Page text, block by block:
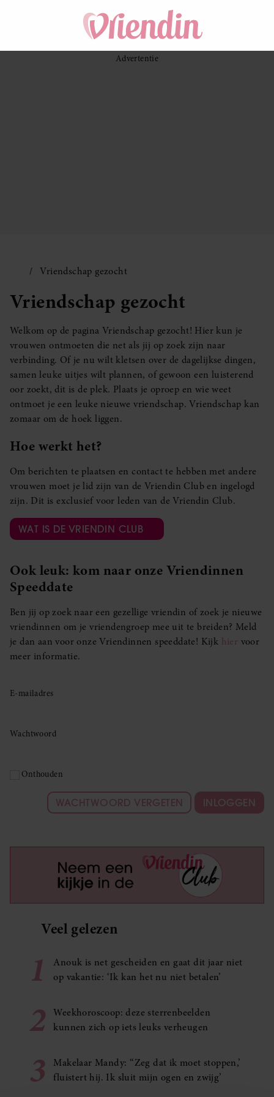
Vriendschap gezocht
Vriendschap gezocht
Welkom op de pagina Vriendschap gezocht! Hier kun je
vrouwen ontmoeten die net als jij op zoek zijn naar
verbinding. Of je nu wilt kletsen over de dagelijkse dingen,
samen leuke uitjes wilt plannen, of gewoon een luisterend
oor zoekt, dit is de plek. Plaats je oproep en wie weet
ontmoet je een leuke nieuwe vriendschap. Vriendschap kan
zomaar om de hoek liggen.
Hoe werkt het?
Om berichten te plaatsen en contact te hebben met andere
vrouwen moet je lid zijn van de Vriendin Club en ingelogd
zijn. Dit is exclusief voor leden van de Vriendin Club.
WAT IS DE VRIENDIN CLUB
Ook leuk: kom naar onze Vriendinnen
Speeddate
Ben jij op zoek naar een gezellige vriendin of zoek je nieuwe
vriendinnen om je vriendengroep mee uit te breiden? Meld
je dan aan voor onze Vriendinnen speeddate! Kijk hier voor
meer informatie.
E-mailadres
Wachtwoord
Onthouden
WACHTWOORD VERGETEN INLOGGEN
Veel gelezen
1
Anouk is net gescheiden en gaat dit jaar niet
op vakantie: ‘Ik kan het nu niet betalen’
2
Weekhoroscoop: deze sterrenbeelden
kunnen zich op iets leuks verheugen
3
Makelaar Mandy: ‘‘Zeg dat ik moet stoppen,’
fluistert hij. Ik sluit mijn ogen en zwijg’